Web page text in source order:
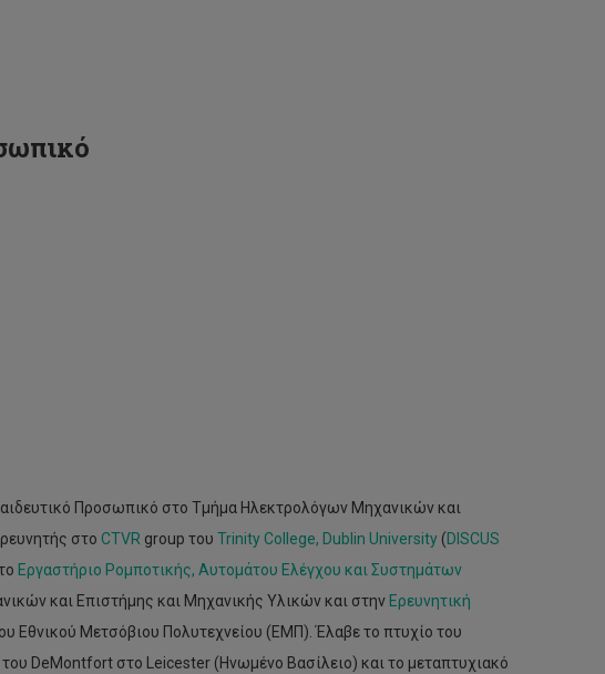
Προσωπικό στο Τμήμα Ηλεκτρολόγων Μηχανικών και
στο CTVR group του Trinity College, Dublin University (DISCUS
Εργαστήριο Ρομποτικής, Αυτομάτου Ελέγχου και Συστημάτων
και Επιστήμης και Μηχανικής Υλικών και στην Ερευνητική
Εθνικού Μετσόβιου Πολυτεχνείου (ΕΜΠ). Έλαβε το πτυχίο του
DeMontfort στο Leicester (Ηνωμένο Βασίλειο) και το μεταπτυχιακό